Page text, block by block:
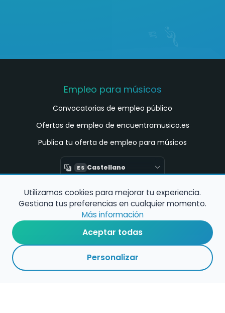
Empleo para músicos
Convocatorias de empleo público
Ofertas de empleo de encuentramusico.es
Publica tu oferta de empleo para músicos
ES Castellano
Encuentra Músico
Buscador de Músicos
Encuentra Pianista Acompañante
Asesoría para músicos y docentes
Utilizamos cookies para mejorar tu experiencia.
Gestiona tus preferencias en cualquier momento.
Más información
Aceptar todas
Personalizar